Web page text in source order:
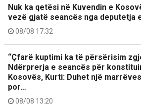
Nuk ka qetësi në Kuvendin e
vezë gjatë seancës nga deputetja
08/08 17:32
“Çfarë kuptimi ka të përsërisim
Ndërprerja e seancës për
Kosovës, Kurti: Duhet një
por…
08/08 13:20